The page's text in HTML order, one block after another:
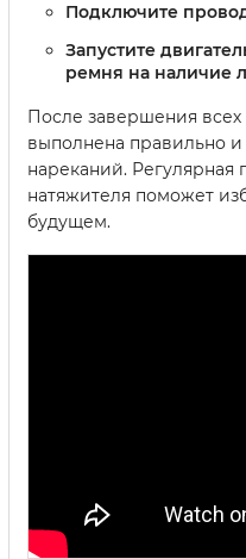
Подключите
Запустите
ремня на наличие
После завершения всех
выполнена правильно
нареканий. Регулярная
натяжителя поможет
будущем.